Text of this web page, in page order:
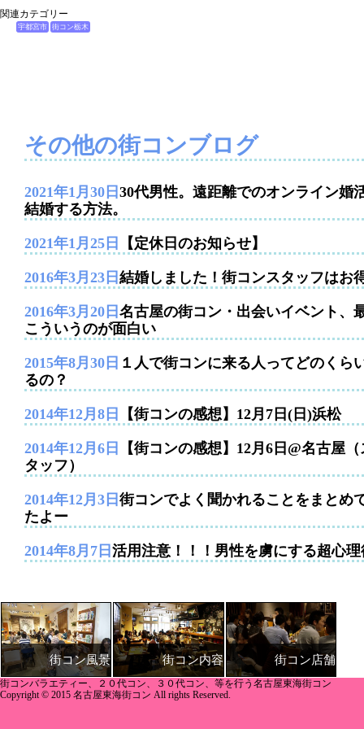
関連カテゴリー
宇都宮市 街コン栃木
その他の街コンブログ
2021年1月30日 30代男性。遠距離でのオンライン婚
結婚する方法。
2021年1月25日 【定休日のお知らせ】
2016年3月23日 結婚しました！街コンスタッフはお
2016年3月20日 名古屋の街コン・出会いイベント、
こういうのが面白い
2015年8月30日 １人で街コンに来る人ってどのくら
るの？
2014年12月8日 【街コンの感想】12月7日(日)浜松
2014年12月6日
【街コンの感想】12月6日@名古屋（
タッフ）
2014年12月3日 街コンでよく聞かれることをまとめ
たよー
2014年8月7日 活用注意！！！男性を虜にする超心理
街コン風景 街コン内容 街コン店舗
街コンバラエティー、２０代コン、３０代コン、等を行う名古屋東海街コン
Copyright © 2015 名古屋東海街コン All rights Reserved.